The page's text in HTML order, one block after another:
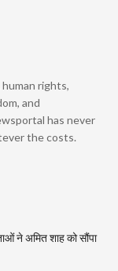
rights,
and
has never
the costs.
ने अमित शाह को सौंपा